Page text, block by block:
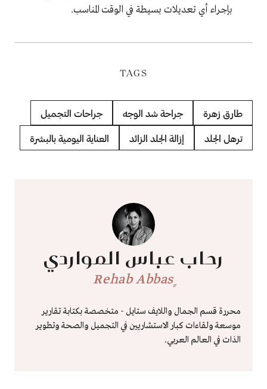
بإجراء أي تعديلات بسيطة في الوقت المناسب.
TAGS
طارق زهرة جراحة شد الوجه جراحات التجميل
ترهل الجلد إزالة الجلد الزائد العناية اليومية بالبشرة
رحاب عباس المواردي
محررة قسم الجمال واللايف ستايل - متخصصة بكتابة تقارير
موسعة ولقاءات كبار الاستشاريين في التجميل والصحة وتطوير
الذات في العالم العربي.